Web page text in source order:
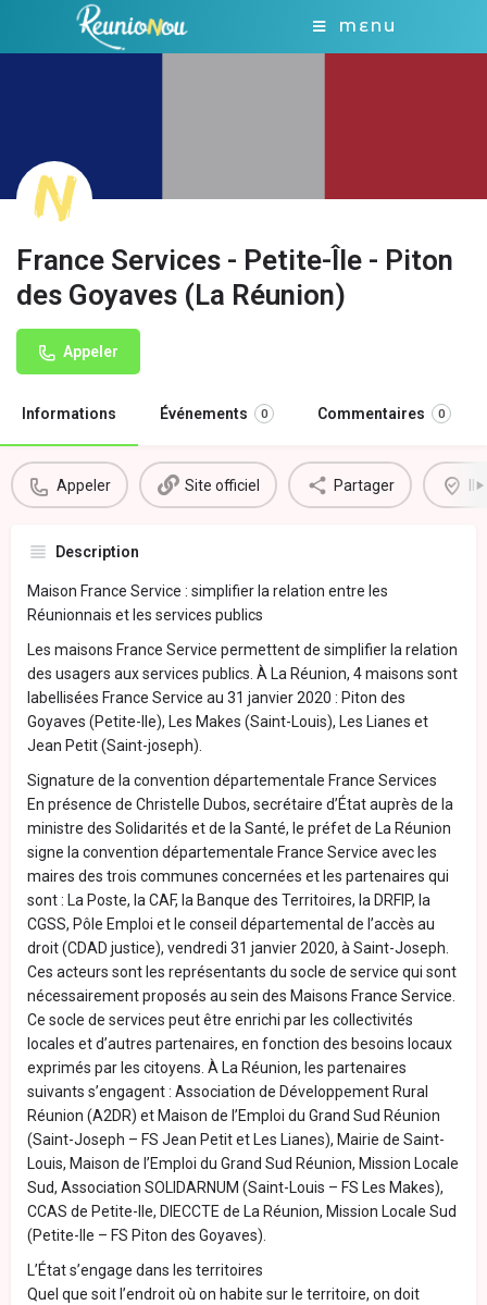
MENU
France Services - Petite-Île - Piton
des Goyaves (La Réunion)
Appeler
Informations Événements 0 Commentaires 0
Appeler Site officiel Partager Il
Description
Maison France Service : simplifier la relation entre les
Réunionnais et les services publics
Les maisons France Service permettent de simplifier la relation
des usagers aux services publics. À La Réunion, 4 maisons sont
labellisées France Service au 31 janvier 2020 : Piton des
Goyaves (Petite-Ile), Les Makes (Saint-Louis), Les Lianes et
Jean Petit (Saint-joseph).
Signature de la convention départementale France Services
En présence de Christelle Dubos, secrétaire d’État auprès de la
ministre des Solidarités et de la Santé, le préfet de La Réunion
signe la convention départementale France Service avec les
maires des trois communes concernées et les partenaires qui
sont : La Poste, la CAF, la Banque des Territoires, la DRFIP, la
CGSS, Pôle Emploi et le conseil départemental de l’accès au
droit (CDAD justice), vendredi 31 janvier 2020, à Saint-Joseph.
Ces acteurs sont les représentants du socle de service qui sont
nécessairement proposés au sein des Maisons France Service.
Ce socle de services peut être enrichi par les collectivités
locales et d’autres partenaires, en fonction des besoins locaux
exprimés par les citoyens. À La Réunion, les partenaires
suivants s’engagent : Association de Développement Rural
Réunion (A2DR) et Maison de l’Emploi du Grand Sud Réunion
(Saint-Joseph – FS Jean Petit et Les Lianes), Mairie de Saint-
Louis, Maison de l’Emploi du Grand Sud Réunion, Mission Locale
Sud, Association SOLIDARNUM (Saint-Louis – FS Les Makes),
CCAS de Petite-Ile, DIECCTE de La Réunion, Mission Locale Sud
(Petite-Ile – FS Piton des Goyaves).
L’État s’engage dans les territoires
Quel que soit l’endroit où on habite sur le territoire, on doit